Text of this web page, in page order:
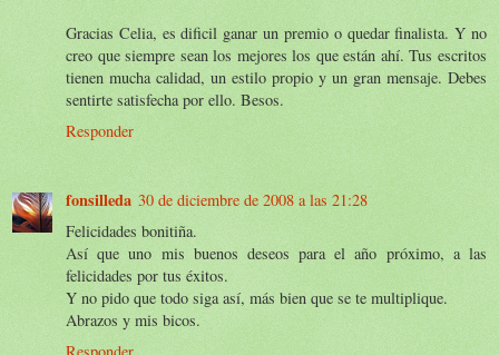
Gracias Celia, es dificil ganar un premio o quedar finalista. Y no
creo que siempre sean los mejores los que están ahí. Tus escritos
tienen mucha calidad, un estilo propio y un gran mensaje. Debes
sentirte satisfecha por ello. Besos.
Responder
fonsilleda 30 de diciembre de 2008 a las 21:28
Felicidades bonitiña.
Así que uno mis buenos deseos para el año próximo, a las
felicidades por tus éxitos.
Y no pido que todo siga así, más bien que se te multiplique.
Abrazos y mis bicos.